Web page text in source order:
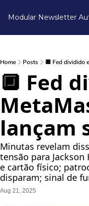
Modular Newsletter
Home Posts 🔲 Fed dividido
🔲 Fed
lançam
Minutas revelam
tensão para Jackson
e cartão físico;
disparam; sinal de
Aug 21, 2025